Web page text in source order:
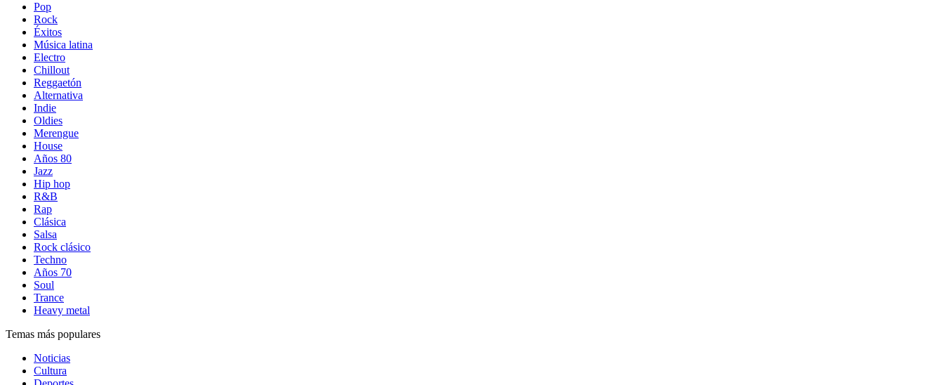
Pop
Rock
Éxitos
Música latina
Electro
Chillout
Reggaetón
Alternativa
Indie
Oldies
Merengue
House
Años 80
Jazz
Hip hop
R&B
Rap
Clásica
Salsa
Rock clásico
Techno
Años 70
Soul
Trance
Heavy metal
Temas más populares
Noticias
Cultura